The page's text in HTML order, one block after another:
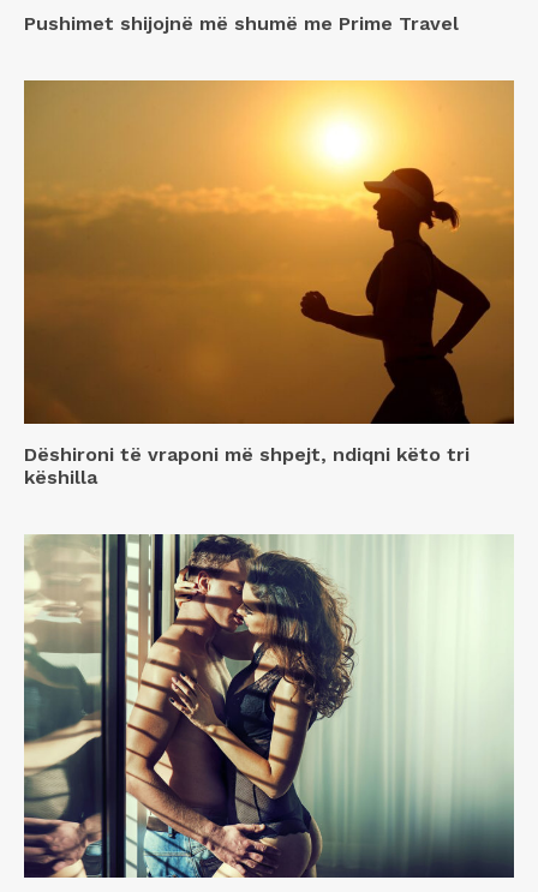
Pushimet shijojnë më shumë me Prime Travel
Dëshironi të vraponi më shpejt, ndiqni këto tri
këshilla